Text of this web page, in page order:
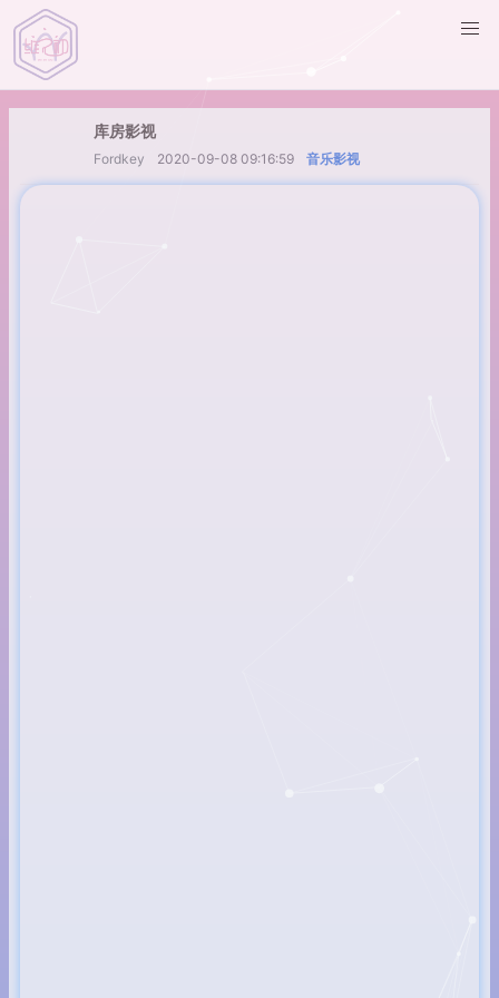
库房影视
Fordkey 2020-09-08 09:16:59 音乐影视